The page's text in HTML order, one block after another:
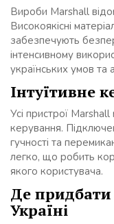
Вироби Marshall
Високоякісні
забезпечують
інтенсивному
українських умов та
Інтуїтивне
Усі пристрої
керування.
гучності та
легко, що робить
якого користувача.
Де
Україні